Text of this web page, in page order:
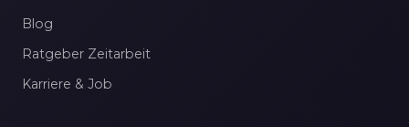
Blog
Ratgeber Zeitarbeit
Karriere & Job